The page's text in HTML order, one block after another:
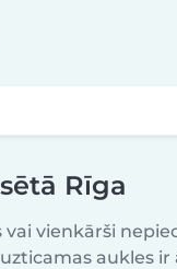
Rīga
vai vienkārši
aukles ir